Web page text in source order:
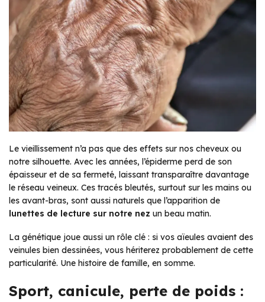
Le vieillissement n’a pas que des effets sur nos cheveux ou
notre silhouette. Avec les années, l’épiderme perd de son
épaisseur et de sa fermeté, laissant transparaître davantage
le réseau veineux. Ces tracés bleutés, surtout sur les mains ou
les avant-bras, sont aussi naturels que l’apparition de
lunettes de lecture sur notre nez un beau matin.
La génétique joue aussi un rôle clé : si vos aïeules avaient des
veinules bien dessinées, vous hériterez probablement de cette
particularité. Une histoire de famille, en somme.
Sport, canicule, perte de poids :